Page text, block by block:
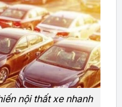
nội thất xe nhanh